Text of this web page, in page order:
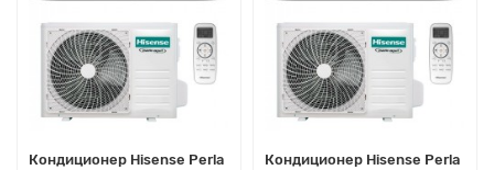
Кондиционер Hisense Perla
Кондиционер Hisense Perla